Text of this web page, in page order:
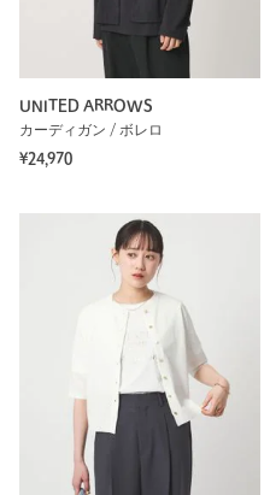
UNITED ARROWS
カーディガン / ボレロ
¥24,970